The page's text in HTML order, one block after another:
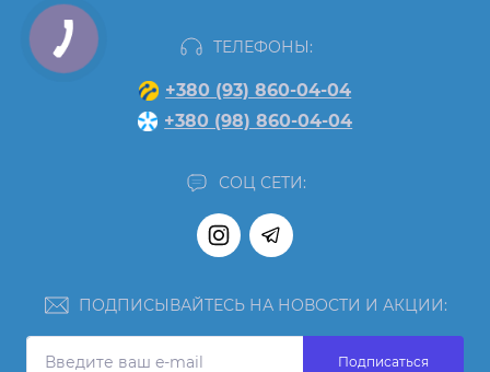
ТЕЛЕФОНЫ:
+380 (93) 860-04-04
+380 (98) 860-04-04
СОЦ СЕТИ:
ПОДПИСЫВАЙТЕСЬ НА НОВОСТИ И АКЦИИ:
Подписаться